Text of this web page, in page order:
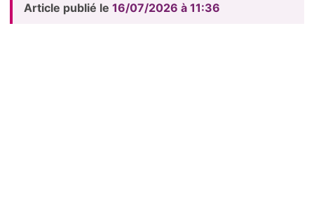
Article publié le 16/07/2026 à 11:36